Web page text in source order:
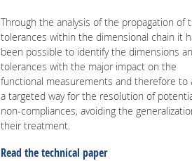
Through the analysis of the propagation of
tolerances within the dimensional chain it
been possible to identify the dimensions
tolerances with the major impact on the
functional measurements and therefore to
a targeted way for the resolution of
non-compliances, avoiding the
their treatment.
Read the technical paper